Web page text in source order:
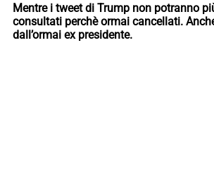
Mentre i tweet di Trump non potranno
consultati perchè ormai cancellati.
dall’ormai ex presidente.